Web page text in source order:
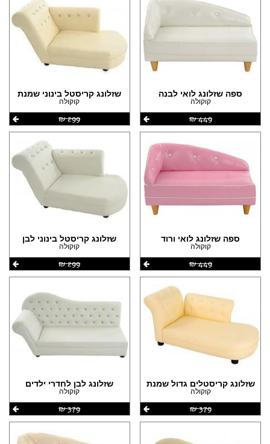
ספה שזלונג לואי לבנה
קוקולה
449 ‏₪
שזלונג קריסטל בינוני שמנת
קוקולה
299 ‏₪
ספה שזלונג לואי ורוד
קוקולה
449 ‏₪
שזלונג קריסטל בינוני לבן
קוקולה
299 ‏₪
שזלונג קריסטלים גדול שמנת
קוקולה
379 ‏₪
שזלונג לבן לחדרי ילדים
קוקולה
379 ‏₪